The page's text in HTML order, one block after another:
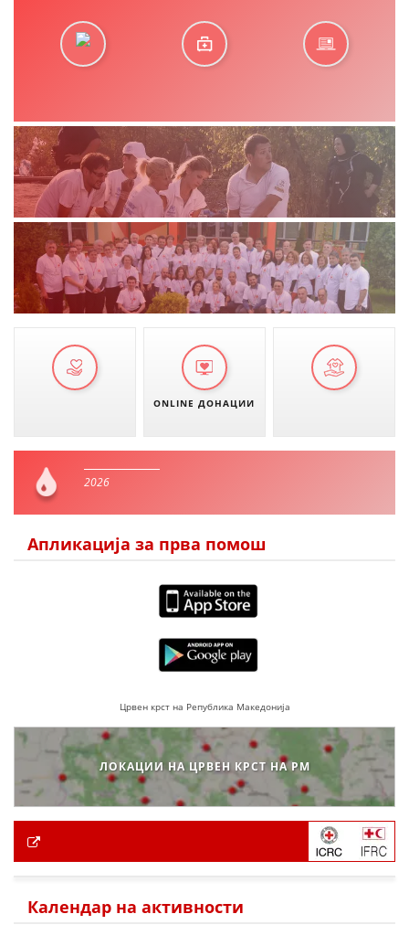
ONLINE ДОНАЦИИ
2026
Апликација за прва помош
Црвен крст на Република Македонија
ЛОКАЦИИ НА ЦРВЕН КРСТ НА РМ
Календар на активности